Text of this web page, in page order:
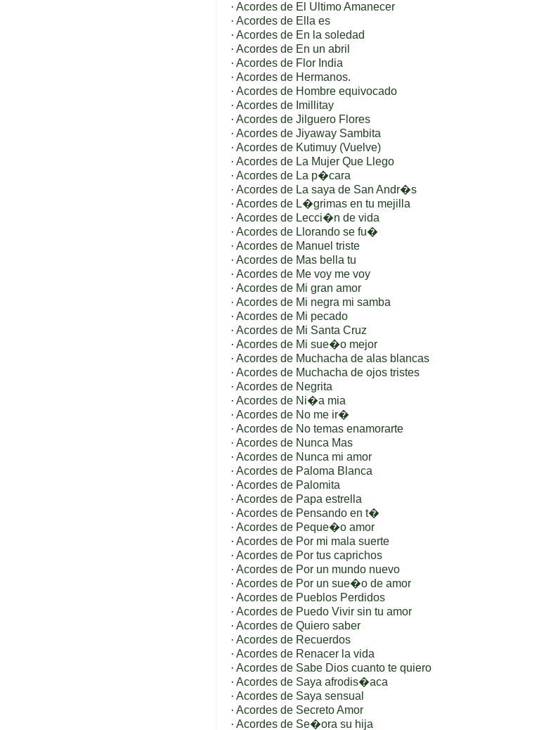
· Acordes de El Ultimo Amanecer
· Acordes de Ella es
· Acordes de En la soledad
· Acordes de En un abril
· Acordes de Flor India
· Acordes de Hermanos.
· Acordes de Hombre equivocado
· Acordes de Imillitay
· Acordes de Jilguero Flores
· Acordes de Jiyaway Sambita
· Acordes de Kutimuy (Vuelve)
· Acordes de La Mujer Que Llego
· Acordes de La p�cara
· Acordes de La saya de San Andr�s
· Acordes de L�grimas en tu mejilla
· Acordes de Lecci�n de vida
· Acordes de Llorando se fu�
· Acordes de Manuel triste
· Acordes de Mas bella tu
· Acordes de Me voy me voy
· Acordes de Mi gran amor
· Acordes de Mi negra mi samba
· Acordes de Mi pecado
· Acordes de Mi Santa Cruz
· Acordes de Mi sue�o mejor
· Acordes de Muchacha de alas blancas
· Acordes de Muchacha de ojos tristes
· Acordes de Negrita
· Acordes de Ni�a mia
· Acordes de No me ir�
· Acordes de No temas enamorarte
· Acordes de Nunca Mas
· Acordes de Nunca mi amor
· Acordes de Paloma Blanca
· Acordes de Palomita
· Acordes de Papa estrella
· Acordes de Pensando en t�
· Acordes de Peque�o amor
· Acordes de Por mi mala suerte
· Acordes de Por tus caprichos
· Acordes de Por un mundo nuevo
· Acordes de Por un sue�o de amor
· Acordes de Pueblos Perdidos
· Acordes de Puedo Vivir sin tu amor
· Acordes de Quiero saber
· Acordes de Recuerdos
· Acordes de Renacer la vida
· Acordes de Sabe Dios cuanto te quiero
· Acordes de Saya afrodis�aca
· Acordes de Saya sensual
· Acordes de Secreto Amor
· Acordes de Se�ora su hija